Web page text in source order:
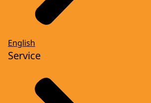
English
Service